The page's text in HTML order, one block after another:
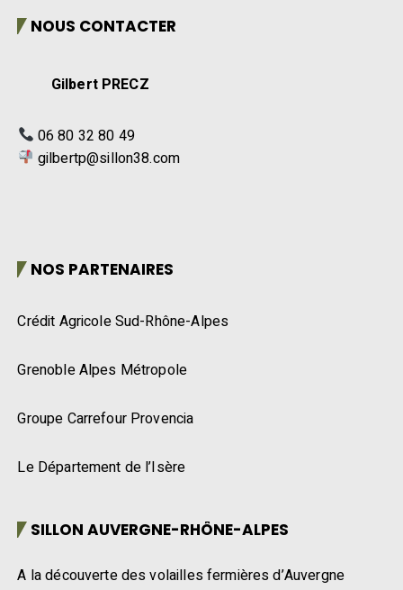
NOUS CONTACTER
Gilbert PRECZ
06 80 32 80 49
gilbertp@sillon38.com
NOS PARTENAIRES
Crédit Agricole Sud-Rhône-Alpes
Grenoble Alpes Métropole
Groupe Carrefour Provencia
Le Département de l’Isère
SILLON AUVERGNE-RHÔNE-ALPES
A la découverte des volailles fermières d’Auvergne